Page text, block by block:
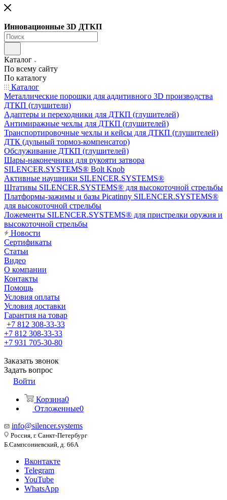
Инновационные 3D ДТКП
Каталог
По всему сайту
По каталогу
Каталог
Металлические порошки для аддитивного 3D производства
ДТКП (глушители)
Адаптеры и переходники для ДТКП (глушителей)
Антимиражные чехлы для ДТКП (глушителей)
Транспортировочные чехлы и кейсы для ДТКП (глушителей)
ДТК (дульный тормоз-компенсатор)
Обслуживание ДТКП (глушителей)
Шары-наконечники для рукояти затвора
SILENCER.SYSTEMS® Bolt Knob
Активные наушники SILENCER.SYSTEMS®
Штативы SILENCER.SYSTEMS® для высокоточной стрельбы
Платформы-зажимы и базы Picatinny SILENCER.SYSTEMS®
для высокоточной стрельбы
Ложементы SILENCER.SYSTEMS® для пристрелки оружия и
высокоточной стрельбы
Новости
Сертификаты
Статьи
Видео
О компании
Контакты
Помощь
Условия оплаты
Условия доставки
Гарантия на товар
+7 812 308-33-33
+7 812 308-33-33
+7 931 705-30-80
Заказать звонок
Задать вопрос
Войти
Корзина0
Отложенные0
info@silencer.systems
Россия, г. Санкт-Петербург
Б.Сампсониевский, д. 66А
Вконтакте
Telegram
YouTube
WhatsApp